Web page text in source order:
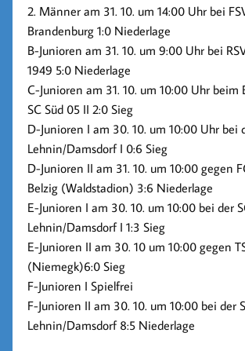
2. Männer am 31. 10. um 14:00 Uhr bei
Brandenburg 1:0 Niederlage
B-Junioren am 31. 10. um 9:00 Uhr bei
1949 5:0 Niederlage
C-Junioren am 31. 10. um 10:00 Uhr beim
SC Süd 05 II 2:0 Sieg
D-Junioren I am 30. 10. um 10:00 Uhr bei
Lehnin/Damsdorf I 0:6 Sieg
D-Junioren II am 31. 10. um 10:00 gegen
Belzig (Waldstadion) 3:6 Niederlage
E-Junioren I am 30. 10. um 10:00 bei der
Lehnin/Damsdorf I 1:3 Sieg
E-Junioren II am 30. 10 um 10:00 gegen
(Niemegk)6:0 Sieg
F-Junioren I Spielfrei
F-Junioren II am 30. 10. um 10:00 bei der
Lehnin/Damsdorf 8:5 Niederlage